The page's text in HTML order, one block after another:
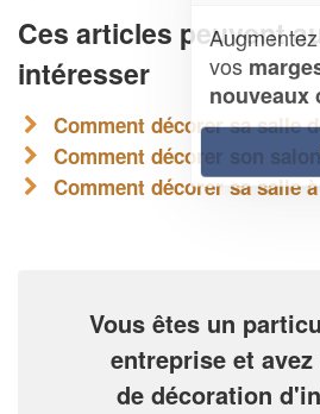
Ces articles peuvent
intéresser
Comment décorer sa salle
Comment décorer son
Comment décorer sa salle
Vous êtes un
entreprise et
de décoration
Augmentez votre
vos
margestout
nouveaux clients
En